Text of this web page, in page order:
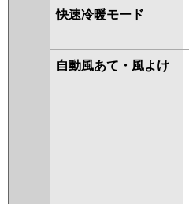
快速冷暖モード
自動風あて・風よけ